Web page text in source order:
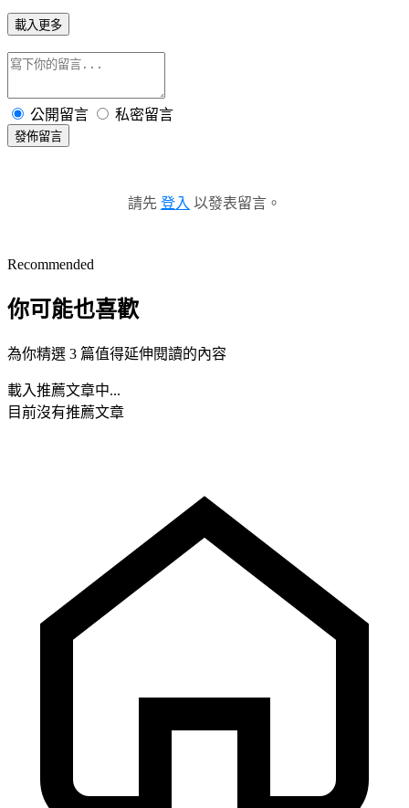
載入更多
公開留言 私密留言
發佈留言
請先 登入 以發表留言。
Recommended
你可能也喜歡
為你精選 3 篇值得延伸閱讀的內容
載入推薦文章中...
目前沒有推薦文章